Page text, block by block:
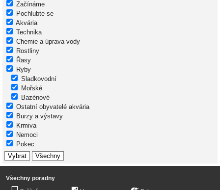
Začínáme
Pochlubte se
Akvária
Technika
Chemie a úprava vody
Rostliny
Řasy
Ryby
Sladkovodní
Mořské
Bazénové
Ostatní obyvatelé akvária
Burzy a výstavy
Krmiva
Nemoci
Pokec
Všechny poradny